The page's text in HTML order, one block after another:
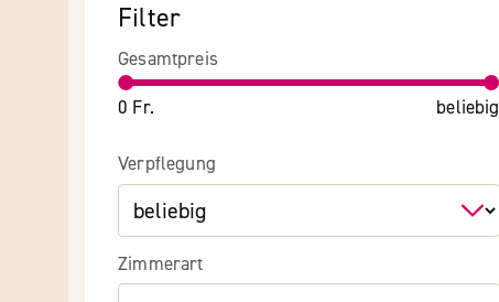
Filter
Gesamtpreis
0 Fr. beliebig
Verpflegung
Zimmerart